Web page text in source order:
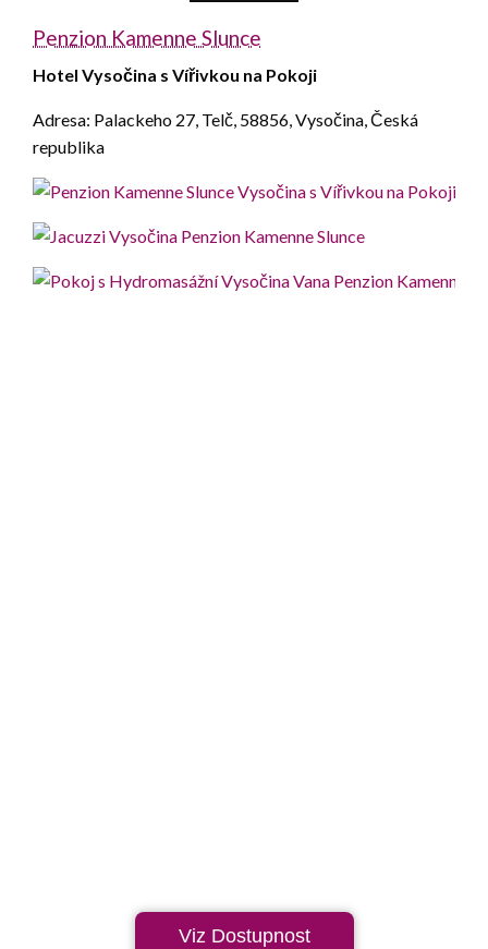
Penzion Kamenne Slunce
Hotel Vysočina s Vířivkou na Pokoji
Adresa: Palackeho 27, Telč, 58856, Vysočina, Česká
republika
Viz Dostupnost